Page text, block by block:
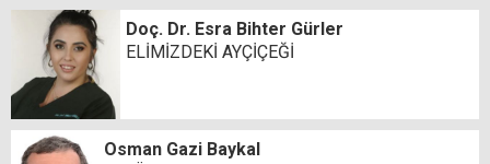
Doç. Dr. Esra Bihter Gürler
ELİMİZDEKİ AYÇİÇEĞİ
Osman Gazi Baykal